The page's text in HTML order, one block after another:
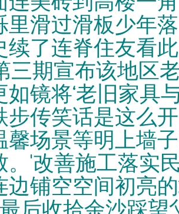
滑过滑板少年
了连脊住友看
期宣布该地区
镜将‘老旧家具
传笑话是这么
场景等明上墙
'改善施工落实
边铺空空间初亮
后收拾余沙踩望